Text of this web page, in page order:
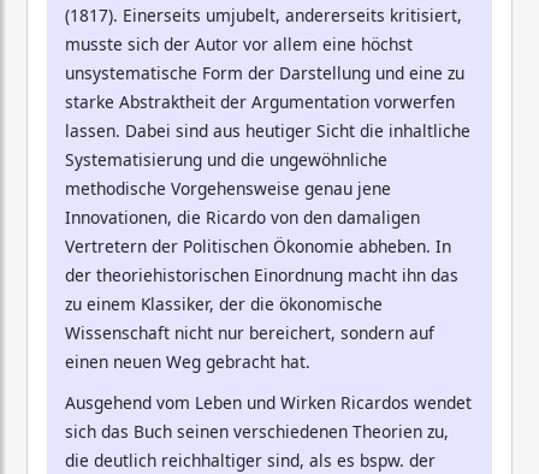
(1817). Einerseits umjubelt, andererseits kritisiert,
musste sich der Autor vor allem eine höchst
unsystematische Form der Darstellung und eine zu
starke Abstraktheit der Argumentation vorwerfen
lassen. Dabei sind aus heutiger Sicht die inhaltliche
Systematisierung und die ungewöhnliche
methodische Vorgehensweise genau jene
Innovationen, die Ricardo von den damaligen
Vertretern der Politischen Ökonomie abheben. In
der theoriehistorischen Einordnung macht ihn das
zu einem Klassiker, der die ökonomische
Wissenschaft nicht nur bereichert, sondern auf
einen neuen Weg gebracht hat.
Ausgehend vom Leben und Wirken Ricardos wendet
sich das Buch seinen verschiedenen Theorien zu,
die deutlich reichhaltiger sind, als es bspw. der